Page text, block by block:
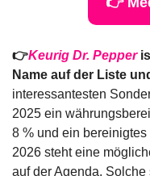
👉Keurig Dr. Pepper
Name auf der Liste
interessantesten
2025 ein
8 % und ein
2026 steht eine
auf der Agenda.